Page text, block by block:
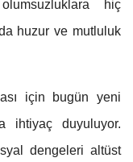
hiç
huzur ve mutluluk
için bugün yeni
ihtiyaç duyuluyor.
dengeleri altüst